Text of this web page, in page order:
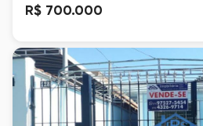
R$ 700.000